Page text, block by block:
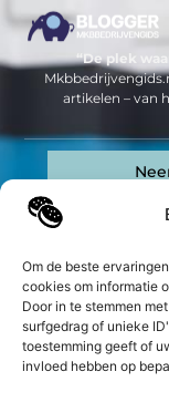
Om de beste
cookies om informatie
Door in te stemmen
surfgedrag of unieke
toestemming geeft of
invloed hebben op
“De plek
artikelen – van
Sitelinks
De best
Hoe lang moet
De luxe en